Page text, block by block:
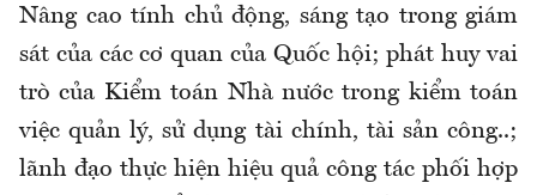
Nâng cao tính chủ động, sáng tạo trong giám
sát của các cơ quan của Quốc hội; phát huy vai
trò của Kiểm toán Nhà nước trong kiểm toán
việc quản lý, sử dụng tài chính, tài sản công..;
lãnh đạo thực hiện hiệu quả công tác phối hợp